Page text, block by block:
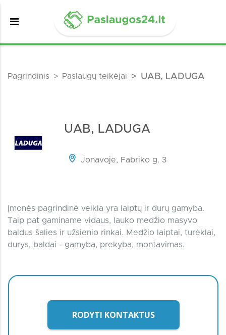
Pagrindinis Paslaugų teikėjai UAB, LADUGA
UAB, LADUGA
Jonavoje, Fabriko g. 3
Įmonės pagrindinė veikla yra laiptų ir durų gamyba.
Taip pat gaminame vidaus, lauko medžio masyvo
baldus šalies ir užsienio rinkai. Medžio laiptai, turėklai,
durys, baldai - gamyba, prekyba, montavimas.
RODYTI KONTAKTUS